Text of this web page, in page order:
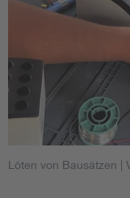
Löten von Bausätzen |